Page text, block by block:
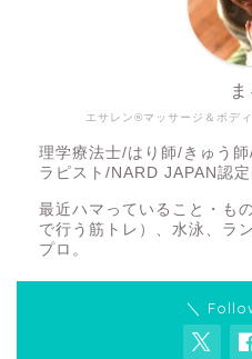
エサレン®マッサージ＆ボデ
ま
理学療法士/はり師/きゅう
ラピスト/NARD JAPAN認
最近ハマっていること・も
で行う筋トレ）、水泳、ラ
プロ。
＼